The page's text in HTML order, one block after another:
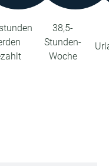
38,5-
Stunden-
Woche